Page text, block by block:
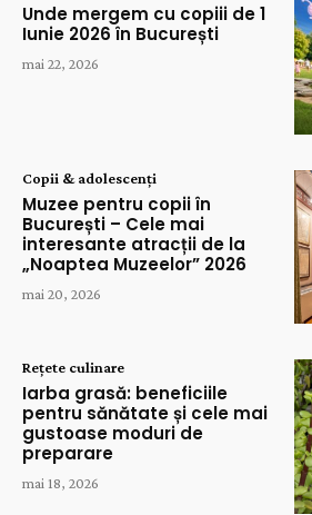
Unde mergem cu copiii de 1
Iunie 2026 în București
mai 22, 2026
Copii & adolescenți
Muzee pentru copii în
București – Cele mai
interesante atracții de la
„Noaptea Muzeelor” 2026
mai 20, 2026
Rețete culinare
Iarba grasă: beneficiile
pentru sănătate și cele mai
gustoase moduri de
preparare
mai 18, 2026